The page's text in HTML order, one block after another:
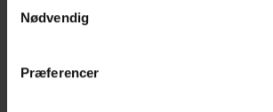
Læs mere om brugen af cookies på
Læs mere om vores behandling af
her.
Nødvendig
Præferencer